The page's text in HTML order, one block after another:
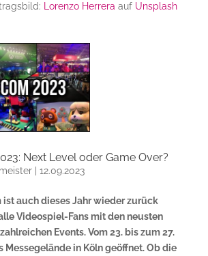
Lorenzo Herrera auf Unsplash
Next Level oder Game Over?
| 12.09.2023
ist auch dieses Jahr wieder zurück
Videospiel-Fans mit den neusten
Events. Vom 23. bis zum 27.
Messegelände in Köln geöffnet. Ob die